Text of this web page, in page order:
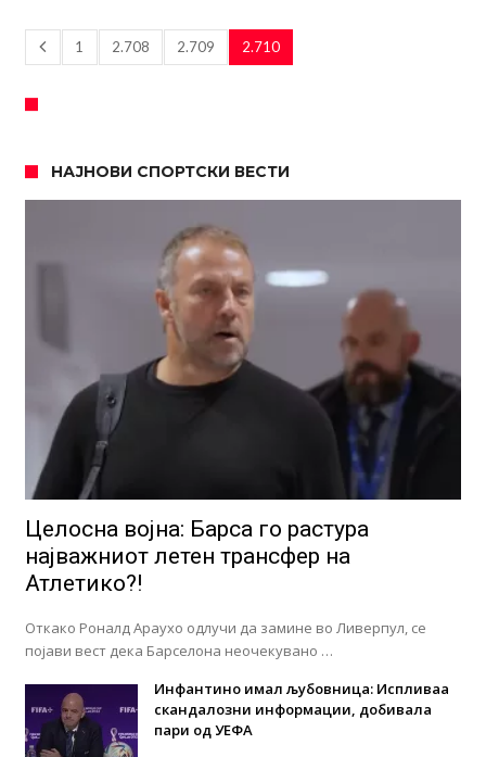
1 2.708 2.709 2.710
НАЈНОВИ СПОРТСКИ ВЕСТИ
Целосна војна: Барса го растура
најважниот летен трансфер на
Атлетико?!
Откако Роналд Араухо одлучи да замине во Ливерпул, се
појави вест дека Барселона неочекувано …
Инфантино имал љубовница: Испливаа
скандалозни информации, добивала
пари од УЕФА